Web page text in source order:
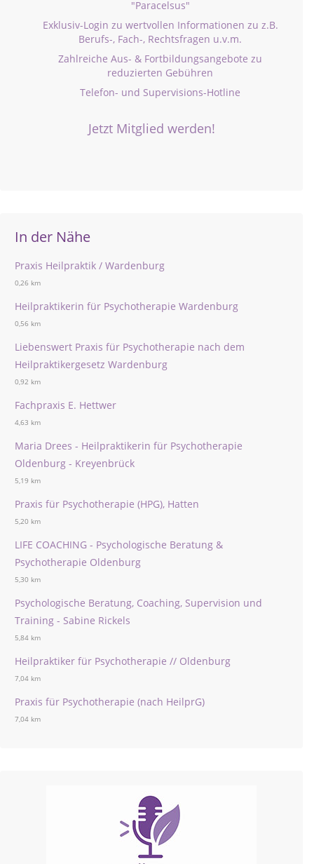
"Paracelsus"
Exklusiv-Login zu wertvollen Informationen zu z.B.
Berufs-, Fach-, Rechtsfragen u.v.m.
Zahlreiche Aus- & Fortbildungsangebote zu
reduzierten Gebühren
Telefon- und Supervisions-Hotline
Jetzt Mitglied werden!
In der Nähe
Praxis Heilpraktik / Wardenburg
0,26 km
Heilpraktikerin für Psychotherapie Wardenburg
0,56 km
Liebenswert Praxis für Psychotherapie nach dem
Heilpraktikergesetz Wardenburg
0,92 km
Fachpraxis E. Hettwer
4,63 km
Maria Drees - Heilpraktikerin für Psychotherapie
Oldenburg - Kreyenbrück
5,19 km
Praxis für Psychotherapie (HPG), Hatten
5,20 km
LIFE COACHING - Psychologische Beratung &
Psychotherapie Oldenburg
5,30 km
Psychologische Beratung, Coaching, Supervision und
Training - Sabine Rickels
5,84 km
Heilpraktiker für Psychotherapie // Oldenburg
7,04 km
Praxis für Psychotherapie (nach HeilprG)
7,04 km